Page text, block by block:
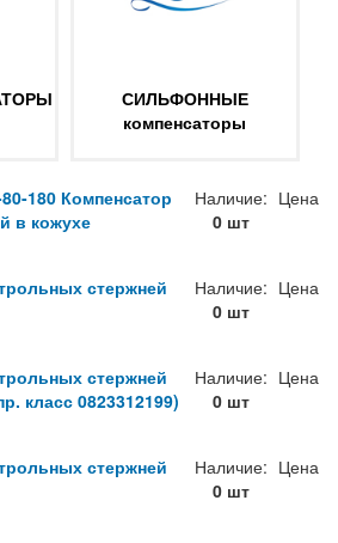
СИЛЬФОННЫЕ
компенсаторы
180 Компенсатор
в кожухе
Наличие:
0 шт
Цена
стержней
Наличие:
0 шт
Цена
стержней
класс 0823312199)
Наличие:
0 шт
Цена
стержней
Наличие:
0 шт
Цена